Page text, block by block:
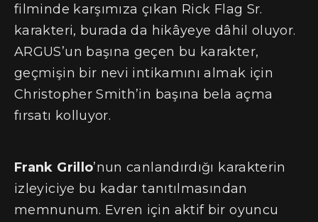
filminde karşımıza çıkan Rick Flag Sr.
karakteri, burada da hikâyeye dâhil oluyor.
ARGUS’un başına geçen bu karakter,
geçmişin bir nevi intikamını almak için
Christopher Smith’in başına bela açma
fırsatı kolluyor.
Frank Grillo’nun canlandırdığı karakterin
izleyiciye bu kadar tanıtılmasından
memnunum. Evren için aktif bir oyuncu